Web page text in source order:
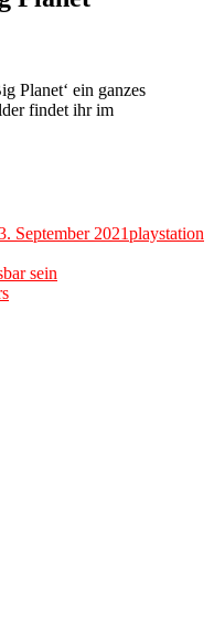
Planet‘ ein ganzes
findet ihr im
September 2021playstation
sein